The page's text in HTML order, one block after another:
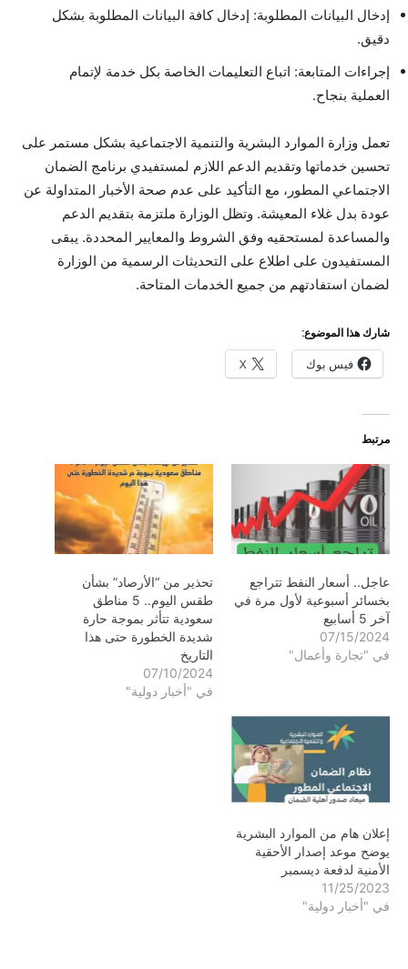
إدخال البيانات المطلوبة: إدخال كافة البيانات المطلوبة بشكل
دقيق.
إجراءات المتابعة: اتباع التعليمات الخاصة بكل خدمة لإتمام
العملية بنجاح.
تعمل وزارة الموارد البشرية والتنمية الاجتماعية بشكل مستمر على
تحسين خدماتها وتقديم الدعم اللازم لمستفيدي برنامج الضمان
الاجتماعي المطور، مع التأكيد على عدم صحة الأخبار المتداولة عن
عودة بدل غلاء المعيشة. وتظل الوزارة ملتزمة بتقديم الدعم
والمساعدة لمستحقيه وفق الشروط والمعايير المحددة. يبقى
المستفيدون على اطلاع على التحديثات الرسمية من الوزارة
لضمان استفادتهم من جميع الخدمات المتاحة.
شارك هذا الموضوع:
فيس بوك X
مرتبط
عاجل.. أسعار النفط تتراجع
بخسائر أسبوعية لأول مرة في
آخر 5 أسابيع
07/15/2024
في "تجارة وأعمال"
تحذير من “الأرصاد” بشأن
طقس اليوم.. 5 مناطق
سعودية تتأثر بموجة حارة
شديدة الخطورة حتى هذا
التاريخ
07/10/2024
في "أخبار دولية"
إعلان هام من الموارد البشرية
يوضح موعد إصدار الأحقية
الأمنية لدفعة ديسمبر
11/25/2023
في "أخبار دولية"